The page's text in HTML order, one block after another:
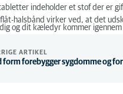
indeholder et stof der er
halsbånd virker ved, at det
og dit kæledyr kommer
ARTIKEL
form forebygger sygdomme og